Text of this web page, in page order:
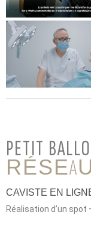
PETIT
CAVISTE EN
Réalisation d’un spot